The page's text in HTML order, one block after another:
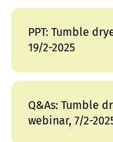
PPT: Tumble
19/2-2025
Q&As: Tumble
webinar, 7/2-